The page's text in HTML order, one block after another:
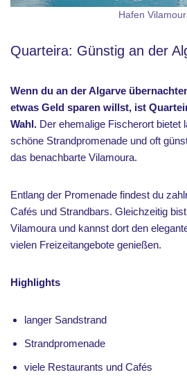
Hafen
Quarteira: Günstig an der
Wenn du an der Algarve
etwas Geld sparen willst, ist
Wahl. Der ehemalige Fischerort bietet
schöne Strandpromenade und oft
das benachbarte Vilamoura.
Entlang der Promenade findest du
Cafés und Strandbars. Gleichzeitig
Vilamoura und kannst dort den
vielen Freizeitangebote genießen.
Highlights
langer Sandstrand
Strandpromenade
viele Restaurants und Cafés